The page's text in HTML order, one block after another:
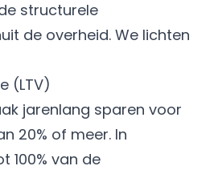
structurele
de overheid. We lichten
(LTV)
jarenlang sparen voor
20% of meer. In
100% van de